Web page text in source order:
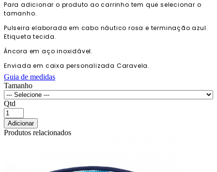
Para adicionar o produto ao carrinho tem que selecionar o
tamanho.
Pulseira elaborada em cabo náutico rosa e terminação azul.
Etiqueta tecida.
Âncora em aço inoxidável.
Enviada em caixa personalizada Caravela.
Guia de medidas
Tamanho
Qtd
Adicionar
Produtos relacionados